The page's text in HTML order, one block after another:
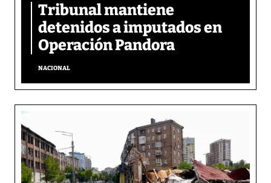
Tribunal mantiene
detenidos a imputados en
Operación Pandora
NACIONAL